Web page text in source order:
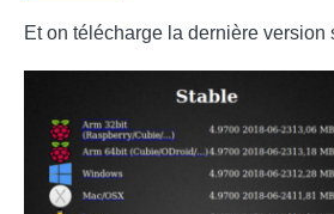
Et on télécharge la dernière version